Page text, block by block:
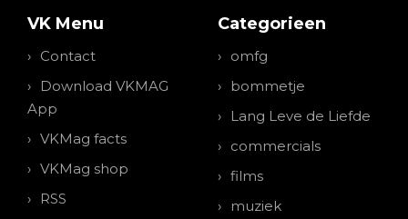
VK Menu
Contact
Download VKMAG
App
VKMag facts
VKMag shop
RSS
Categorieen
omfg
bommetje
Lang Leve de Liefde
commercials
films
muziek